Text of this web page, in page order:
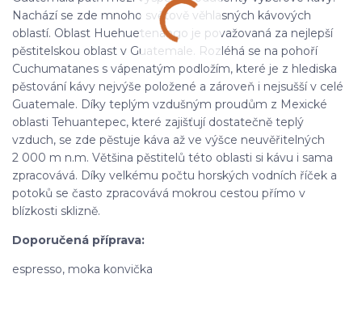
Nachází se zde mnoho světově věhlasných kávových
oblastí. Oblast Huehuetenango je považovaná za nejlepší
pěstitelskou oblast v Guatemale. Rozléhá se na pohoří
Cuchumatanes s vápenatým podložím, které je z hlediska
pěstování kávy nejvýše položené a zároveň i nejsušší v celé
Guatemale. Díky teplým vzdušným proudům z Mexické
oblasti Tehuantepec, které zajišťují dostatečně teplý
vzduch, se zde pěstuje káva až ve výšce neuvěřitelných
2 000 m n.m. Většina pěstitelů této oblasti si kávu i sama
zpracovává. Díky velkému počtu horských vodních říček a
potoků se často zpracovává mokrou cestou přímo v
blízkosti sklizně.
Doporučená příprava:
espresso, moka konvička